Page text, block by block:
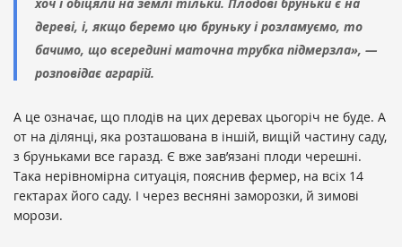
дереві, і, якщо беремо цю бруньку і розламуємо, то
бачимо, що всередині маточна трубка підмерзла», —
розповідає аграрій.
А це означає, що плодів на цих деревах цьогоріч не буде. А
от на ділянці, яка розташована в іншій, вищій частину саду,
з бруньками все гаразд. Є вже зав’язані плоди черешні.
Така нерівномірна ситуація, пояснив фермер, на всіх 14
гектарах його саду. І через весняні заморозки, й зимові
морози.